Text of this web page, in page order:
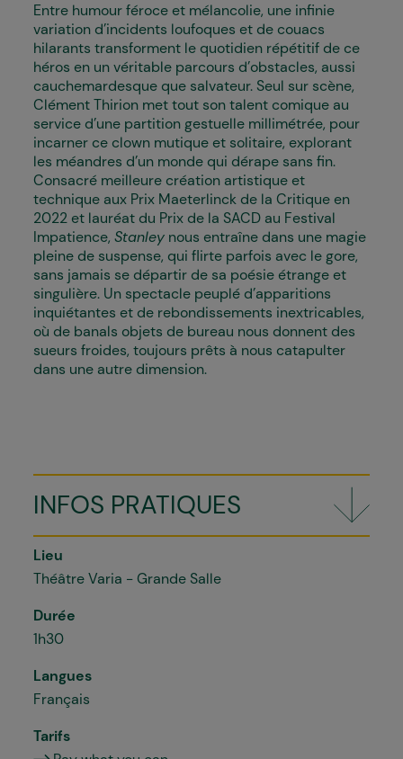
INFOS PRATIQUES
Lieu
Théâtre Varia - Grande Salle
Durée
1h30
Langues
Français
Tarifs
Entre humour féroce et mélancolie, une infinie
variation d’incidents loufoques et de couacs
hilarants transforment le quotidien répétitif de ce
héros en un véritable parcours d’obstacles, aussi
cauchemardesque que salvateur. Seul sur scène,
Clément Thirion met tout son talent comique au
service d’une partition gestuelle millimétrée, pour
incarner ce clown mutique et solitaire, explorant
les méandres d’un monde qui dérape sans fin.
Consacré meilleure création artistique et
technique aux Prix Maeterlinck de la Critique en
2022 et lauréat du Prix de la SACD au Festival
Impatience, Stanley nous entraîne dans une magie
pleine de suspense, qui flirte parfois avec le gore,
sans jamais se départir de sa poésie étrange et
singulière. Un spectacle peuplé d’apparitions
inquiétantes et de rebondissements inextricables,
où de banals objets de bureau nous donnent des
sueurs froides, toujours prêts à nous catapulter
dans une autre dimension.